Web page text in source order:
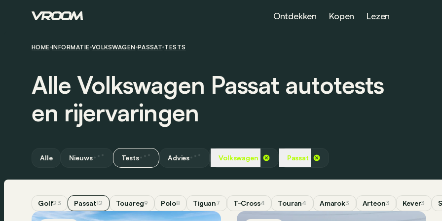
Ontdekken Kopen Lezen
HOME INFORMATIE VOLKSWAGEN PASSAT TESTS
Alle Volkswagen Passat autotests
en rijervaringen
Alle Nieuws Tests Advies Volkswagen Passat
Golf23 Passat12 Touareg9 Polo8 Tiguan7 T-Cross4 Touran4 Amarok3 Arteon3 Kever3